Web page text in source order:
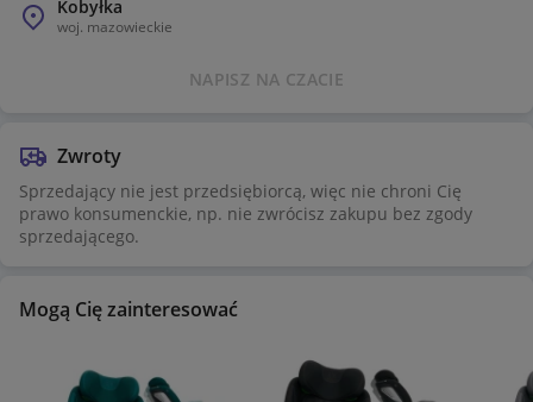
Kobyłka
woj. mazowieckie
NAPISZ NA CZACIE
Zwroty
Sprzedający nie jest przedsiębiorcą, więc nie chroni Cię
prawo konsumenckie, np. nie zwrócisz zakupu bez zgody
sprzedającego.
Mogą Cię zainteresować